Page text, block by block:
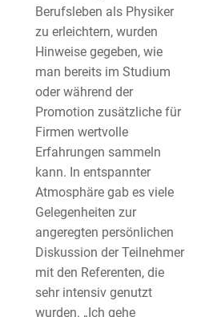
Berufsleben als Physiker
zu erleichtern, wurden
Hinweise gegeben, wie
man bereits im Studium
oder während der
Promotion zusätzliche für
Firmen wertvolle
Erfahrungen sammeln
kann. In entspannter
Atmosphäre gab es viele
Gelegenheiten zur
angeregten persönlichen
Diskussion der Teilnehmer
mit den Referenten, die
sehr intensiv genutzt
wurden. „Ich gehe